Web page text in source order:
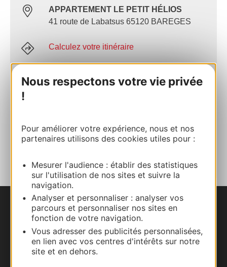
Nous respectons votre vie privée
!
Pour améliorer votre expérience, nous et nos
partenaires utilisons des cookies utiles pour :
Mesurer l'audience : établir des statistiques
sur l'utilisation de nos sites et suivre la
navigation.
Analyser et personnaliser : analyser vos
parcours et personnaliser nos sites en
fonction de votre navigation.
Vous adresser des publicités personnalisées,
en lien avec vos centres d'intérêts sur notre
site et en dehors.
APPARTEMENT LE PETIT HÉLIOS
41 route de Labatsus 65120 BAREGES
Calculez votre itinéraire
+33 (0)6 71 62 26 45
AJOUTER
Nous contacter
Carte interactive